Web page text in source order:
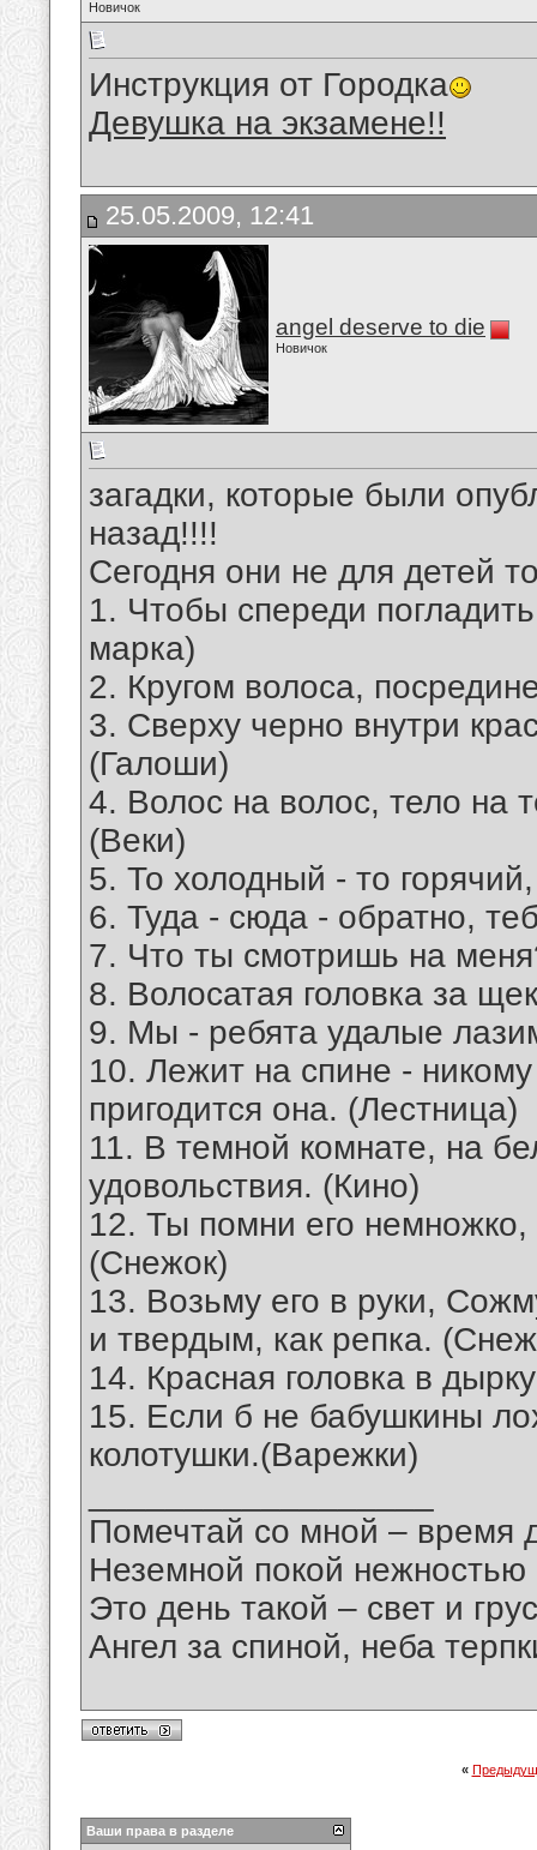
Новичок
Инструкция от Городка
Девушка на экзамене!!
25.05.2009, 12:41
angel deserve to die
Новичок
загадки, которые были
назад!!!!
Сегодня они не для детей
1. Чтобы спереди
марка)
2. Кругом волоса,
3. Сверху черно внутри
(Галоши)
4. Волос на волос, тело на
(Веки)
5. То холодный - то
6. Туда - сюда - обратно,
7. Что ты смотришь на
8. Волосатая головка за
9. Мы - ребята удалые
10. Лежит на спине -
пригодится она. (Лестница)
11. В темной комнате, на
удовольствия. (Кино)
12. Ты помни его немножко,
(Снежок)
13. Возьму его в руки,
и твердым, как репка.
14. Красная головка в
15. Если б не бабушкины
колотушки.(Варежки)
Помечтай со мной – время
Неземной покой нежностью
Это день такой – свет и
Ангел за спиной, неба
«
Ваши права в разделе